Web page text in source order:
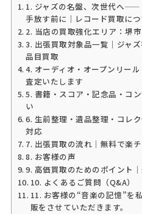
1. ジャズの名盤、次世代へ——
手放す前に｜レコード買取に
2. 当店の買取強化エリア：堺
3. 出張買取対象品一覧｜ジャ
品目買取
4. オーディオ・オープンリー
査定いたします
5. 書籍・スコア・記念品・コ
い
6. 生前整理・遺品整理・コレ
対応
7. 出張買取の流れ｜無料で楽
8. お客様の声
9. 高価買取のためのポイント
10. よくあるご質問（Q&A）
11. お客様の“音楽の記憶”を
販をさせていただきます。